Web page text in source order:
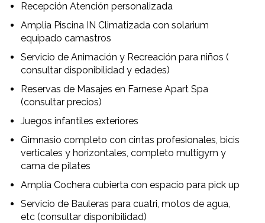
Recepción Atención personalizada
Amplia Piscina IN Climatizada con solarium
equipado camastros
Servicio de Animación y Recreación para niños (
consultar disponibilidad y edades)
Reservas de Masajes en Farnese Apart Spa
(consultar precios)
Juegos infantiles exteriores
Gimnasio completo con cintas profesionales, bicis
verticales y horizontales, completo multigym y
cama de pilates
Amplia Cochera cubierta con espacio para pick up
Servicio de Bauleras para cuatri, motos de agua,
etc (consultar disponibilidad)